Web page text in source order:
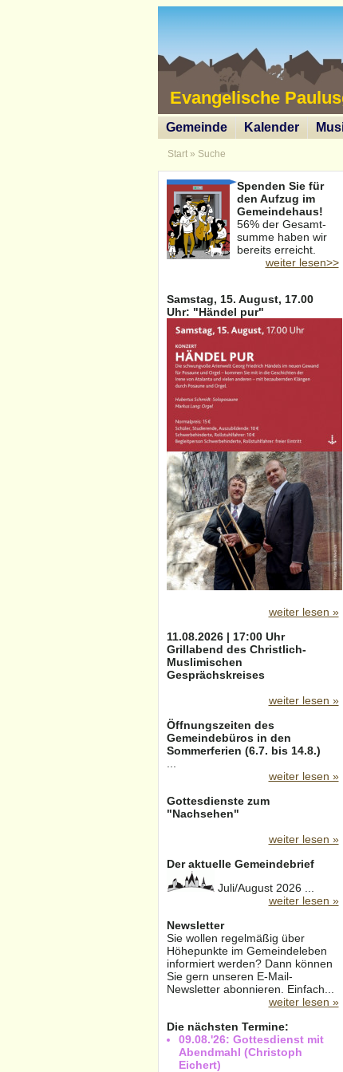
Evangelische
Gemeinde Kalender
Start» Suche
Spenden Sie für
den Aufzug im
Gemeindehaus!
56% der Gesamt-
summe haben wir
bereits erreicht.
weiter lesen>>
Samstag, 15. August, 17.00
Uhr: "Händel pur"
weiter lesen »
11.08.2026 | 17:00 Uhr
Grillabend des Christlich-
Muslimischen
Gesprächskreises
weiter lesen »
Öffnungszeiten des
Gemeindebüros in den
Sommerferien (6.7. bis 14.8.)
weiter lesen »
Gottesdienste zum
"Nachsehen"
weiter lesen »
Der aktuelle Gemeindebrief
Juli/August 2026 ...
weiter lesen »
Newsletter
Sie wollen regelmäßig über
Höhepunkte im Gemeindeleben
informiert werden? Dann können
Sie gern unseren E-Mail-
Newsletter abonnieren. Einfach...
weiter lesen »
Die nächsten Termine:
09.08.'26: Gottesdienst mit
Abendmahl (Christoph
Eichert)